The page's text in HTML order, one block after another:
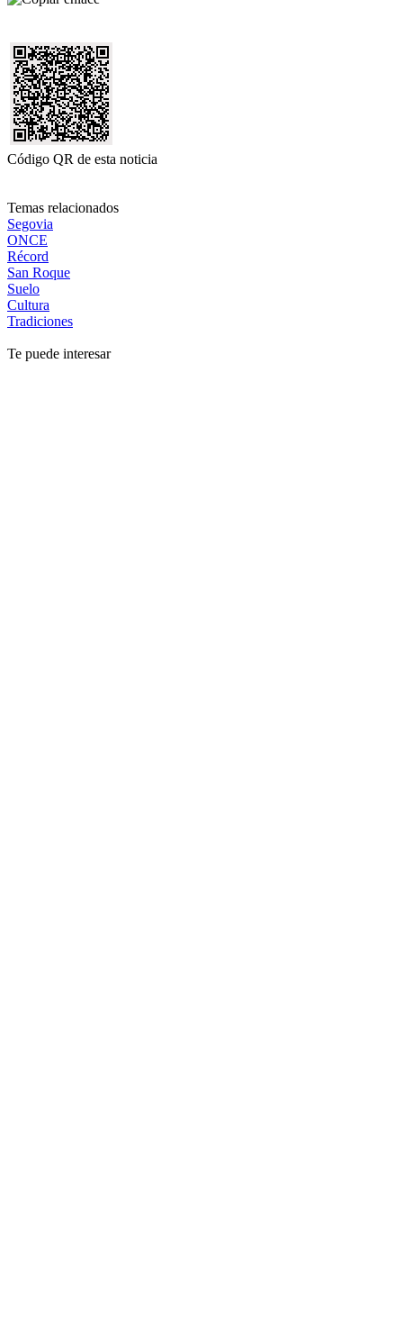
Código QR de esta noticia
Temas relacionados
Segovia
ONCE
Récord
San Roque
Suelo
Cultura
Tradiciones
Te puede interesar